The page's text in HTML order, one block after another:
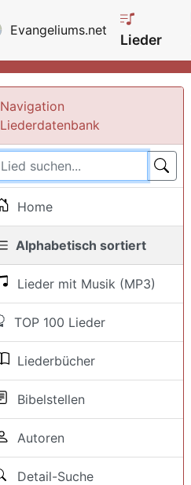
Evangeliums.net
Lieder
Navigation
Liederdatenbank
Home
Alphabetisch sortiert
Lieder mit Musik (MP3)
TOP 100 Lieder
Liederbücher
Bibelstellen
Autoren
Detail-Suche